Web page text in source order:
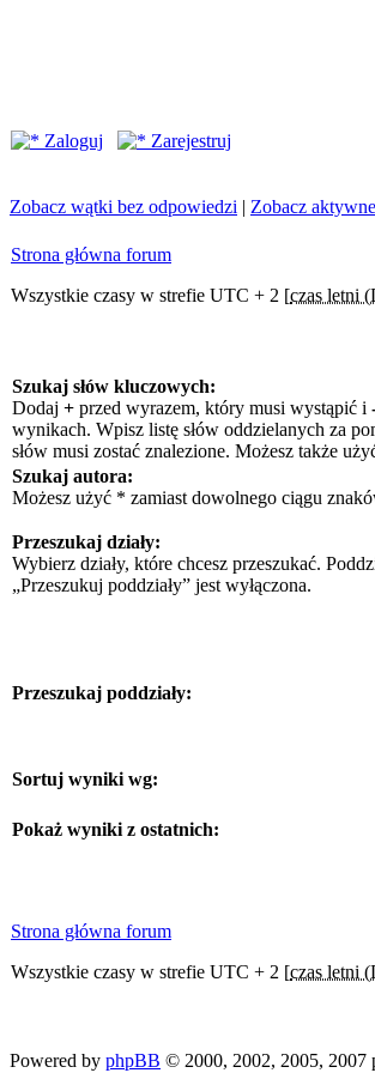
Zaloguj
Zarejestruj
Zobacz wątki bez odpowiedzi | Zobacz
Strona główna forum
Wszystkie czasy w strefie UTC + 2 [czas letni
Szukaj słów kluczowych:
Dodaj + przed wyrazem, który musi wystąpić i
wynikach. Wpisz listę słów oddzielanych za
słów musi zostać znalezione. Możesz także
Szukaj autora:
Możesz użyć * zamiast dowolnego ciągu
Przeszukaj działy:
Wybierz działy, które chcesz przeszukać.
„Przeszukuj poddziały” jest wyłączona.
Przeszukaj poddziały:
Sortuj wyniki wg:
Pokaż wyniki z ostatnich:
Strona główna forum
Wszystkie czasy w strefie UTC + 2 [czas letni
Powered by phpBB © 2000, 2002, 2005, 2007